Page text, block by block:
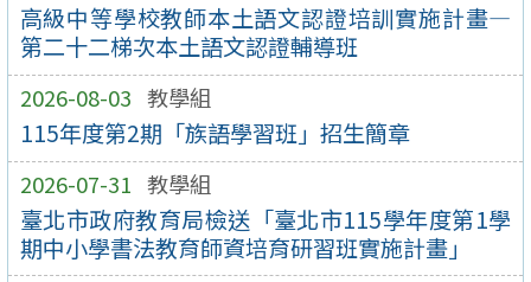
高級中等學校教師本土語文認證培訓實施計畫—
第二十二梯次本土語文認證輔導班
2026-08-03 教學組
115年度第2期「族語學習班」招生簡章
2026-07-31 教學組
臺北市政府教育局檢送「臺北市115學年度第1學
期中小學書法教育師資培育研習班實施計畫」